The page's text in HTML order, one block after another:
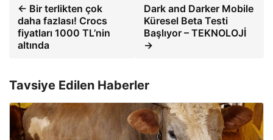
← Bir terlikten çok
daha fazlası! Crocs
fiyatları 1000 TL’nin
altında
Dark and Darker Mobile
Küresel Beta Testi
Başlıyor – TEKNOLOJİ
→
Tavsiye Edilen Haberler